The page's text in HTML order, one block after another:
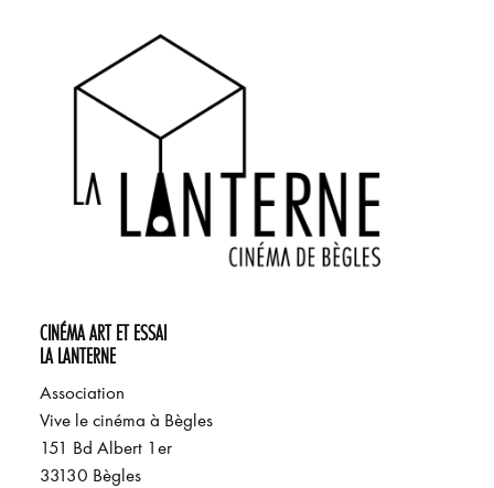
CINÉMA ART ET ESSAI
LA LANTERNE
Association
Vive le cinéma à Bègles
151 Bd Albert 1er
33130 Bègles